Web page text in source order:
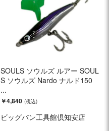
SOULS ソウルズ ルアー SOUL
S ソウルズ Nardo ナルド150
...
￥4,840
ビッグバン工具館倶知安店